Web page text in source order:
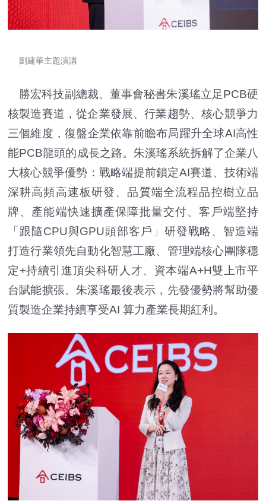
劉建華主題演講
勝宏科技副總裁、董事會秘書朱溪瑤立足PCB硬
核製造賽道，從企業發展、行業趨勢、核心競爭力
三個維度，復盤企業依靠前瞻布局躍升全球AI高性
能PCB龍頭的成長之路。朱溪瑤系統拆解了企業八
大核心競爭優勢：戰略端提前鎖定AI賽道、技術端
深耕高頻高速板研發、品質端全流程品控樹立品
牌、產能端快速擴產保障批量交付、客戶端堅持
「跟隨CPU與GPU頭部客戶」研發戰略、智造端
打造行業領先自動化智慧工廠、管理端核心團隊穩
定+持續引進頂尖科研人才、資本端A+H雙上市平
台賦能擴張。朱溪瑤最後表示，先發優勢將幫助優
質製造企業持續享受AI 算力產業長期紅利。